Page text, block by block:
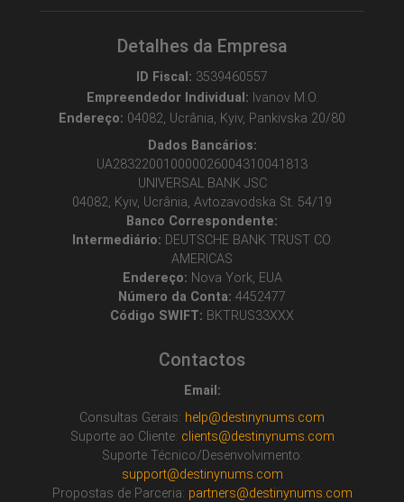
Detalhes da Empresa
ID Fiscal: 3539460557
Empreendedor Individual: Ivanov M.O.
Endereço: 04082, Ucrânia, Kyiv, Pankivska 20/80
Dados Bancários:
UA283220010000026004310041813
UNIVERSAL BANK JSC
04082, Kyiv, Ucrânia, Avtozavodska St. 54/19
Banco Correspondente:
Intermediário: DEUTSCHE BANK TRUST CO.
AMERICAS
Endereço: Nova York, EUA
Número da Conta: 4452477
Código SWIFT: BKTRUS33XXX
Contactos
Email:
Consultas Gerais: help@destinynums.com
Suporte ao Cliente: clients@destinynums.com
Suporte Técnico/Desenvolvimento:
support@destinynums.com
Propostas de Parceria: partners@destinynums.com